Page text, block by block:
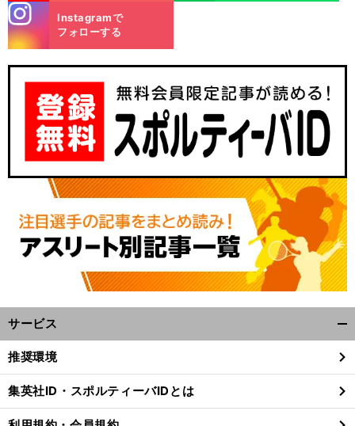
へ
m
Instagramで
フォローする
サービス
閉
る
推奨環境
集英社ID・スポルティーバIDとは